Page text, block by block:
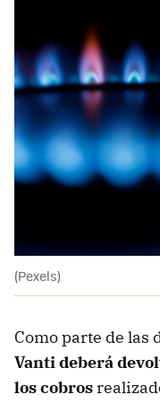
(Pexels)
Como parte de las
Vanti deberá
los cobros